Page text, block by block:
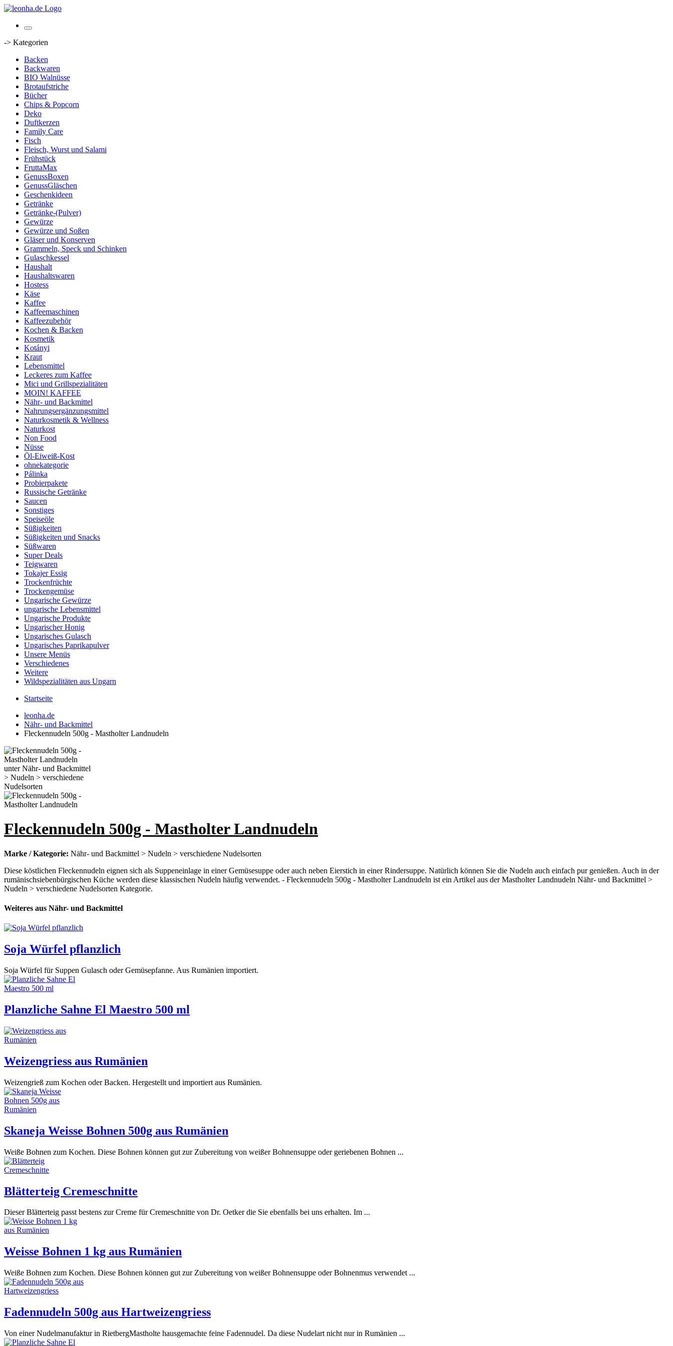
-> Kategorien
Backen
Backwaren
BIO Walnüsse
Brotaufstriche
Bücher
Chips & Popcorn
Deko
Duftkerzen
Family Care
Fisch
Fleisch, Wurst und Salami
Frühstück
FruttaMax
GenussBoxen
GenussGläschen
Geschenkideen
Getränke
Getränke-(Pulver)
Gewürze
Gewürze und Soßen
Gläser und Konserven
Grammeln, Speck und Schinken
Gulaschkessel
Haushalt
Haushaltswaren
Hostess
Käse
Kaffee
Kaffeemaschinen
Kaffeezubehör
Kochen & Backen
Kosmetik
Kotányi
Kraut
Lebensmittel
Leckeres zum Kaffee
Mici und Grillspezialitäten
MOIN! KAFFEE
Nähr- und Backmittel
Nahrungsergänzungsmittel
Naturkosmetik & Wellness
Naturkost
Non Food
Nüsse
Öl-Eiweiß-Kost
ohnekategorie
Pálinka
Probierpakete
Russische Getränke
Saucen
Sonstiges
Speiseöle
Süßigkeiten
Süßigkeiten und Snacks
Süßwaren
Super Deals
Teigwaren
Tokajer Essig
Trockenfrüchte
Trockengemüse
Ungarische Gewürze
ungarische Lebensmittel
Ungarische Produkte
Ungarischer Honig
Ungarisches Gulasch
Ungarisches Paprikapulver
Unsere Menüs
Verschiedenes
Weitere
Wildspezialitäten aus Ungarn
Startseite
leonha.de
Nähr- und Backmittel
Fleckennudeln 500g - Mastholter Landnudeln
Fleckennudeln 500g - Mastholter Landnudeln
Marke / Kategorie: Nähr- und Backmittel > Nudeln > verschiedene Nudelsorten
Diese köstlichen Fleckennudeln eignen sich als Suppeneinlage in einer Gemüsesuppe oder auch neben Eierstich in einer Rindersuppe. Natürlich können Sie die Nudeln auch einfach pur genießen. Auch in der
rumänischsiebenbürgischen Küche werden diese klassischen Nudeln häufig verwendet. - Fleckennudeln 500g - Mastholter Landnudeln ist ein Artikel aus der Mastholter Landnudeln Nähr- und Backmittel >
Nudeln > verschiedene Nudelsorten Kategorie.
Weiteres aus Nähr- und Backmittel
Soja Würfel pflanzlich
Soja Würfel für Suppen Gulasch oder Gemüsepfanne. Aus Rumänien importiert.
Planzliche Sahne El Maestro 500 ml
Weizengriess aus Rumänien
Weizengrieß zum Kochen oder Backen. Hergestellt und importiert aus Rumänien.
Skaneja Weisse Bohnen 500g aus Rumänien
Weiße Bohnen zum Kochen. Diese Bohnen können gut zur Zubereitung von weißer Bohnensuppe oder geriebenen Bohnen ...
Blätterteig Cremeschnitte
Dieser Blätterteig passt bestens zur Creme für Cremeschnitte von Dr. Oetker die Sie ebenfalls bei uns erhalten. Im ...
Weisse Bohnen 1 kg aus Rumänien
Weiße Bohnen zum Kochen. Diese Bohnen können gut zur Zubereitung von weißer Bohnensuppe oder Bohnenmus verwendet ...
Fadennudeln 500g aus Hartweizengriess
Von einer Nudelmanufaktur in RietbergMastholte hausgemachte feine Fadennudel. Da diese Nudelart nicht nur in Rumänien ...